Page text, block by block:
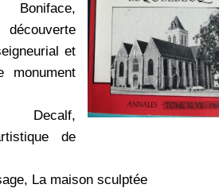
découverte
et
monument
Decalf,
de
La maison sculptée